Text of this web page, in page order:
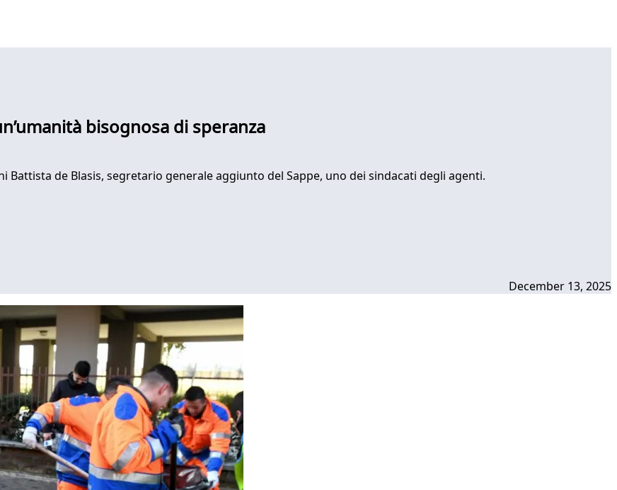
bisognosa di speranza
de Blasis, segretario generale aggiunto del Sappe, uno dei sindacati degli agenti.
December 13, 2025